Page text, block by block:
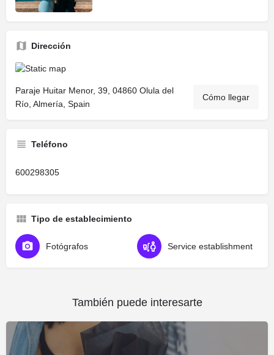
Dirección
Paraje Huitar Menor, 39, 04860 Olula del
Río, Almería, Spain
Cómo llegar
Teléfono
600298305
Tipo de establecimiento
Fotógrafos Service establishment
También puede interesarte